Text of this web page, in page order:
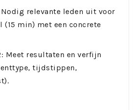
relevante leden uit voor
(15 min) met een concrete
Meet resultaten en verfijn
tijdstippen,